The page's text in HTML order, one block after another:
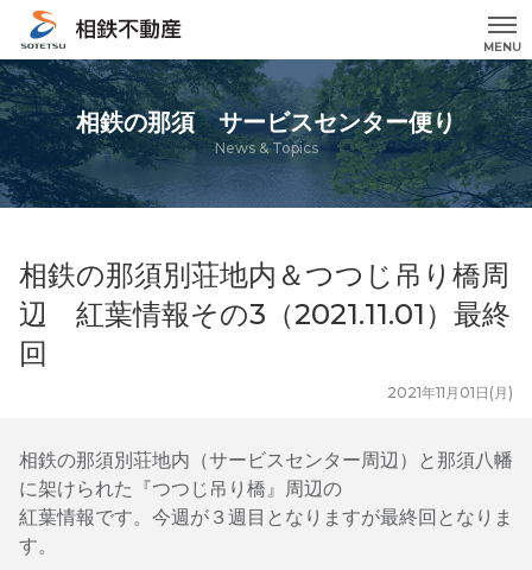
MENU
相鉄の那須 サービスセンター便り
News & Topics
相鉄の那須別荘地内＆つつじ吊り橋周
辺 紅葉情報その3（2021.11.01）最終
回
2021年11月01日(月)
相鉄の那須別荘地内（サービスセンター周辺）と那須八幡
に架けられた『つつじ吊り橋』周辺の
紅葉情報です。今週が３週目となりますが最終回となりま
す。